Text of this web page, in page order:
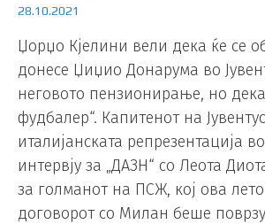
28.10.2021
Џорџо Кјелини вели дека ќе се
донесе Џиџио Донарума во
неговото пензионирање, но дека
фудбалер“. Капитенот на
италијанската репрезентација
интервју за „ДАЗН“ со Леота
за голманот на ПСЖ, кој ова
договорот со Милан беше